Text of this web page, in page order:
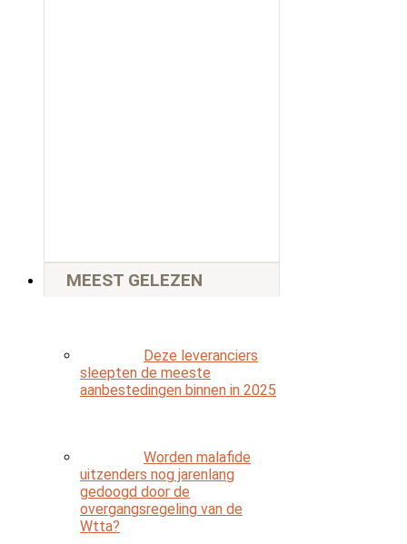
MEEST GELEZEN
Deze leveranciers
sleepten de meeste
aanbestedingen binnen in 2025
Worden malafide
uitzenders nog jarenlang
gedoogd door de
overgangsregeling van de
Wtta?